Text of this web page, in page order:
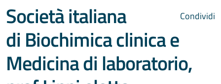
Condividi
Società italiana
di Biochimica clinica e
Medicina di laboratorio,